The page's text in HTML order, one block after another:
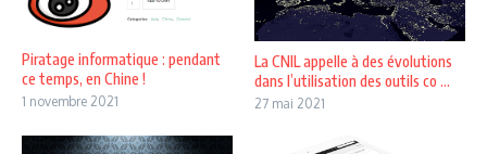
Piratage informatique : pendant
ce temps, en Chine !
1 novembre 2021
La CNIL appelle à des évolutions
dans l’utilisation des outils co ...
27 mai 2021